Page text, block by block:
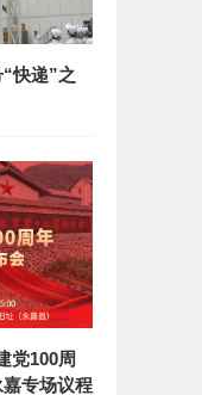
快递”之
党100周
专场议程